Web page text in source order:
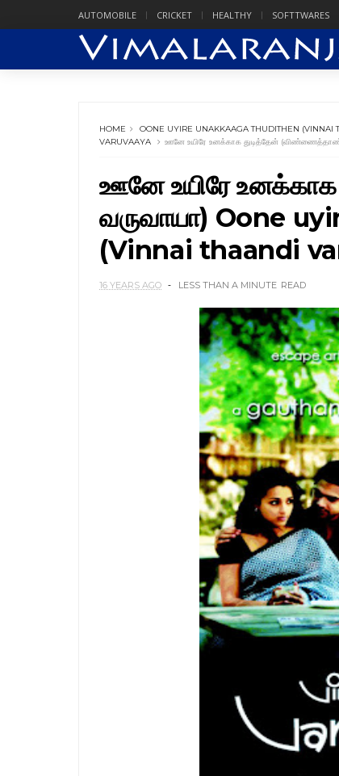
AUTOMOBILE CRICKET HEALTHY SOFTTWARES
HOME OONE UYIRE UNAKKAAGA THUDITHEN (VINNAI
VARUVAAYA
ஊனே உயிரே உனக்காக துடித்தேன்
ஊனே உயிரே
வருவாயா) Oone
(Vinnai thaandi
16 YEARS AGO LESS THAN A MINUTE READ